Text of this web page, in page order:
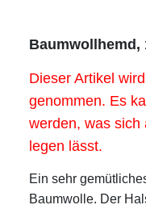
Baumwollhemd,
Dieser Artikel
genommen. Es
werden, was sich
legen lässt.
Ein sehr
Baumwolle. Der